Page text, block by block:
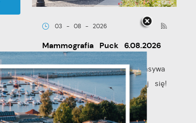
03 - 08 - 2026
Mammografia Puck 6.08.2026
Letnia mammograficzna ofensywa
– kobieto, nie czekaj, badaj się!
• 06.08.2026 Puck ul...